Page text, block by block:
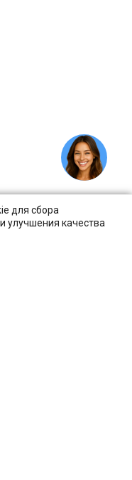
для сбора
улучшения качества